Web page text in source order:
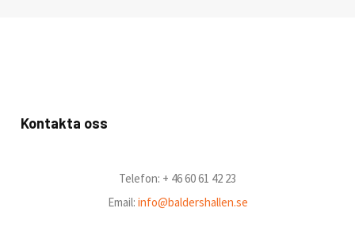
Kontakta oss
Telefon: + 46 60 61 42 23
Email: info@baldershallen.se